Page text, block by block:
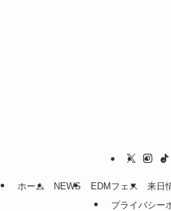
ホーム NEWS EDMフェス 来日
プライバシー